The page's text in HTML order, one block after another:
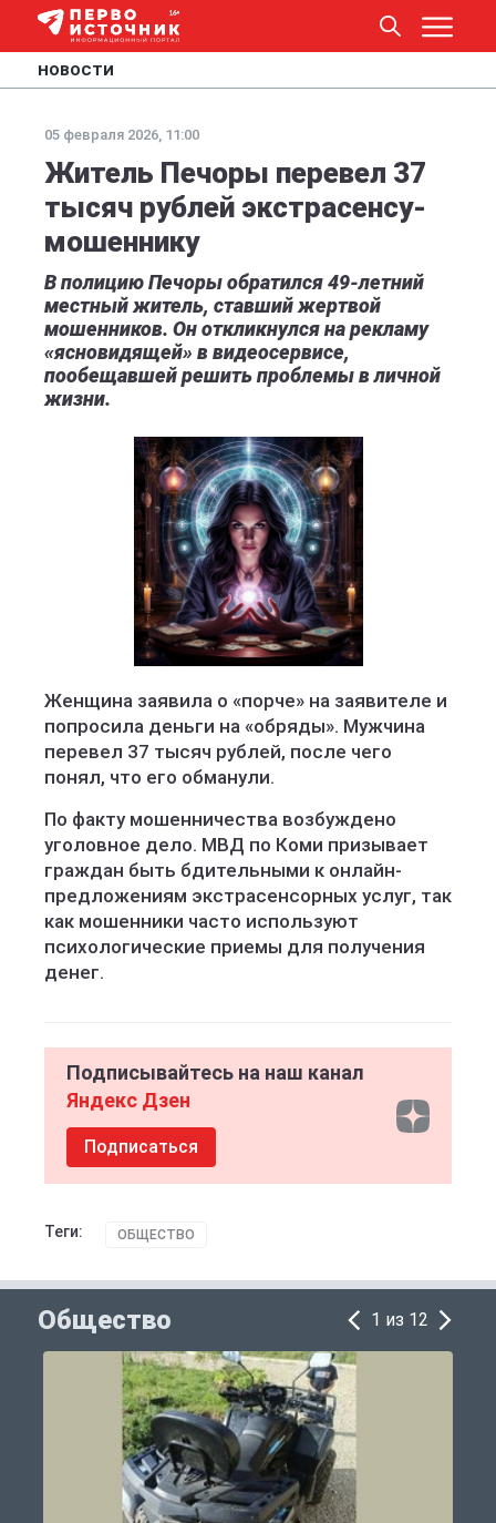
НОВОСТИ
05 февраля 2026, 11:00
Житель Печоры перевел 37
тысяч рублей экстрасенсу-
мошеннику
В полицию Печоры обратился 49-летний
местный житель, ставший жертвой
мошенников. Он откликнулся на рекламу
«ясновидящей» в видеосервисе,
пообещавшей решить проблемы в личной
жизни.
Женщина заявила о «порче» на заявителе и
попросила деньги на «обряды». Мужчина
перевел 37 тысяч рублей, после чего
понял, что его обманули.
По факту мошенничества возбуждено
уголовное дело. МВД по Коми призывает
граждан быть бдительными к онлайн-
предложениям экстрасенсорных услуг, так
как мошенники часто используют
психологические приемы для получения
денег.
Подписывайтесь на наш канал
Яндекс Дзен
Подписаться
Теги: ОБЩЕСТВО
Общество 1 из 12